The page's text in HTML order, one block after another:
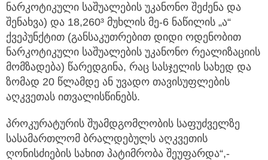
ნარკოტიკული საშუალების უკანონო შეძენა და
შენახვა) და 18,260³ მუხლის მე-6 ნაწილის „ა“
ქვეპუნქტით (განსაკუთრებით დიდი ოდენობით
ნარკოტიკული საშუალების უკანონო რეალიზაციის
მომზადება) წარედგინა, რაც სასჯელის სახედ და
ზომად 20 წლამდე ან უვადო თავისუფლების
აღკვეთას ითვალისწინებს.
პროკურატურის შუამდგომლობის საფუძველზე
სასამართლომ ბრალდებულს აღკვეთის
ღონისძიების სახით პატიმრობა შეუფარდა“,-